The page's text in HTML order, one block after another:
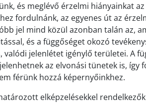
és meglévő érzelmi hiányainkat
fordulnánk, az egyenes út az
jel mind közül azonban talán az,
és a függőséget okozó
jelenlétet igénylő területei. A
az elvonási tünetek is, így
férünk hozzá képernyőinkhez.
elképzelésekkel